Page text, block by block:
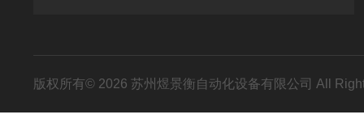
版权所有© 2026 苏州煜景衡自动化设备有限公司 All